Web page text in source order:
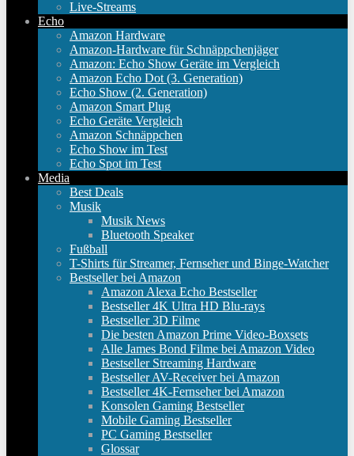
Live-Streams
Echo
Amazon Hardware
Amazon-Hardware für Schnäppchenjäger
Amazon: Echo Show Geräte im Vergleich
Amazon Echo Dot (3. Generation)
Echo Show (2. Generation)
Amazon Smart Plug
Echo Geräte Vergleich
Amazon Schnäppchen
Echo Show im Test
Echo Spot im Test
Media
Best Deals
Musik
Musik News
Bluetooth Speaker
Fußball
T-Shirts für Streamer, Fernseher und Binge-Watcher
Bestseller bei Amazon
Amazon Alexa Echo Bestseller
Bestseller 4K Ultra HD Blu-rays
Bestseller 3D Filme
Die besten Amazon Prime Video-Boxsets
Alle James Bond Filme bei Amazon Video
Bestseller Streaming Hardware
Bestseller AV-Receiver bei Amazon
Bestseller 4K-Fernseher bei Amazon
Konsolen Gaming Bestseller
Mobile Gaming Bestseller
PC Gaming Bestseller
Glossar